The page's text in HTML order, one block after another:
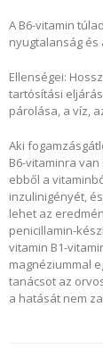
A B6-vitamin
nyugtalanság és
Ellenségei:
tartósítási
párolása, a víz,
Aki
B6-vitaminra
ebből a
inzulinigényét,
lehet az
penicillamin-
vitamin B1-
magnéziummal
tanácsot az
a hatását nem